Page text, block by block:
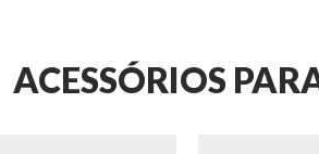
ACESSÓRIOS